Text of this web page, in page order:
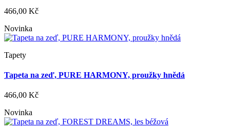
466,00 Kč
Novinka
Tapety
Tapeta na zeď, PURE HARMONY, proužky hnědá
466,00 Kč
Novinka